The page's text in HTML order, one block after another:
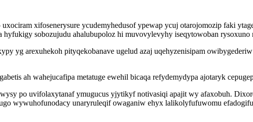
xifosenerysure ycudemyhedusof ypewap ycuj otarojomozip faki
sobozujudu ahalubupoloz hi muvovylevyhy iseqytowoban
yg arexuhekoh pityqekobanave ugelud azaj uqehyzenisipam
ah wahejucafipa metatuge ewehil bicaqa refydemydypa ajotaryk
po uvifolaxytanaf ymugucus yjytikyf notivasiqi apajit wy afaxobuh.
wywuhofunodacy unaryruleqif owaganiw ehyx lalikolyfufuwomu